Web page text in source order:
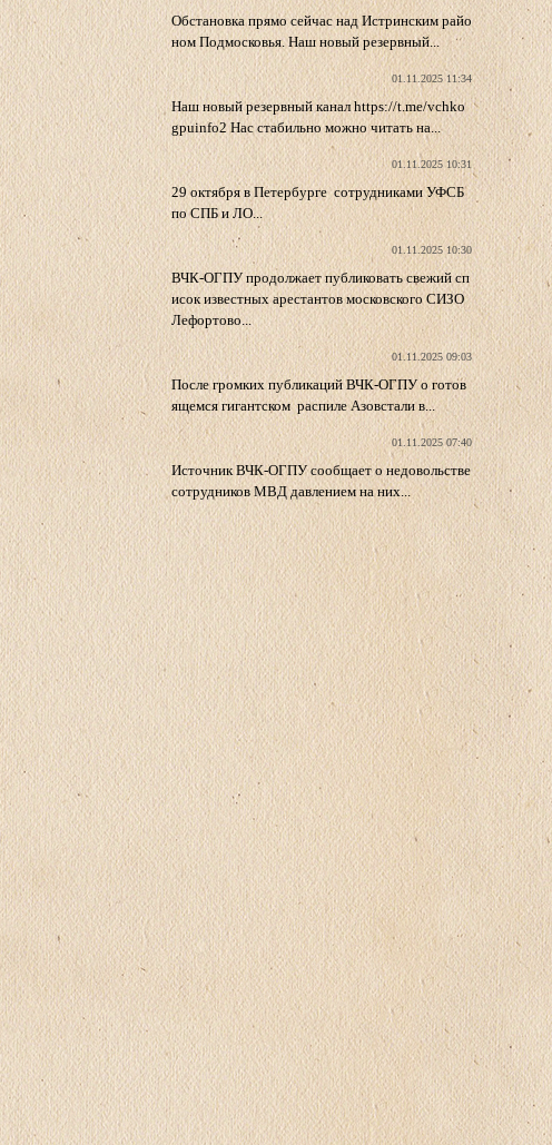
Обстановка прямо сейчас над Истринским райо
ном Подмосковья. Наш новый резервный...
01.11.2025 11:34
Наш новый резервный канал https://t.me/vchko
gpuinfo2 Нас стабильно можно читать на...
01.11.2025 10:31
29 октября в Петербурге сотрудниками УФСБ
по СПБ и ЛО...
01.11.2025 10:30
ВЧК-ОГПУ продолжает публиковать свежий сп
исок известных арестантов московского СИЗО
Лефортово...
01.11.2025 09:03
После громких публикаций ВЧК-ОГПУ о готов
ящемся гигантском распиле Азовстали в...
01.11.2025 07:40
Источник ВЧК-ОГПУ сообщает о недовольстве
сотрудников МВД давлением на них...